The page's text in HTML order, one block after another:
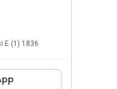
E (1) 1836